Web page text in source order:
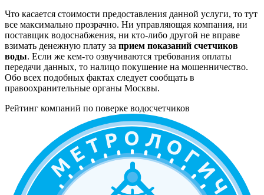
Что касается стоимости предоставления данной услуги, то тут
все максимально прозрачно. Ни управляющая компания, ни
поставщик водоснабжения, ни кто-либо другой не вправе
взимать денежную плату за прием показаний счетчиков
воды. Если же кем-то озвучиваются требования оплаты
передачи данных, то налицо покушение на мошенничество.
Обо всех подобных фактах следует сообщать в
правоохранительные органы Москвы.
Рейтинг компаний по поверке водосчетчиков